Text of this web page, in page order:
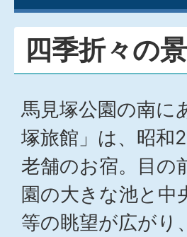
四季折々の
馬見塚公園の南に
塚旅館」は、昭和
老舗のお宿。目の
園の大きな池と中
等の眺望が広がり